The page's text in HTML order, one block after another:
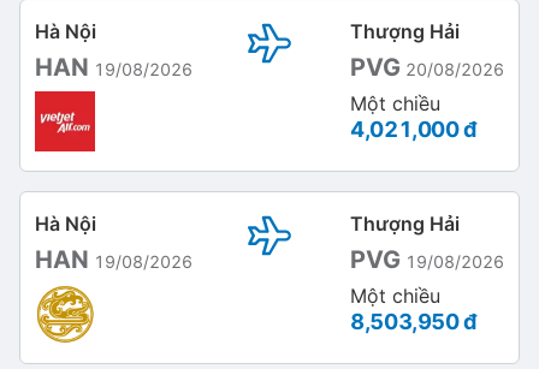
Hà Nội
HAN 19/08/2026
Thượng Hải
PVG 20/08/2026
Một chiều
4,021,000 đ
Hà Nội
HAN 19/08/2026
Thượng Hải
PVG 19/08/2026
Một chiều
8,503,950 đ